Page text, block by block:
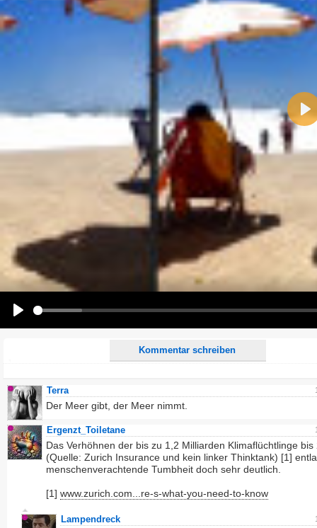
Kommentar schreiben
Alle HTML-Tags außer <br>, <strike> und <i> werden aus Deinem Kommentar entfernt.
URLs werden automatisch umgewandelt. Bitte verwende "www." oder "http://" in URLs
Ich möchte eine E-Mail, wenn auf dieser Seite weitere Kommentare erscheinen.
Terra
Der Meer gibt, der Meer nimmt.
Ergenzt_Toiletane
Das Verhöhnen der bis zu 1,2 Milliarden Klimaflüchtlinge bis
(Quelle: Zurich Insurance und kein linker Thinktank) [1]
menschenverachtende Tumbheit doch sehr deutlich.
[1] www.zurich.com...re-s-what-you-need-to-know
Lampendreck